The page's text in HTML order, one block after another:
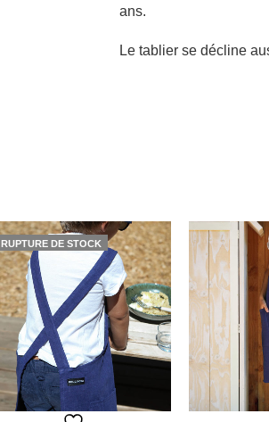
ans.
Le tablier se décline
RUPTURE DE STOCK